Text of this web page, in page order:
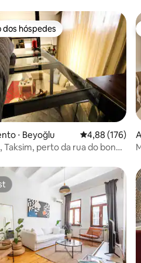
de 5, 326 avaliações
dos hóspedes
dos hóspedes
⋅ Beyoğlu 4,88 de uma
4,88 (176)
Taksim, perto da rua do bonde